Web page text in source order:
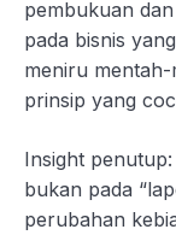
pembukuan
pada bisnis
meniru
prinsip yang
Insight
bukan pada
perubahan